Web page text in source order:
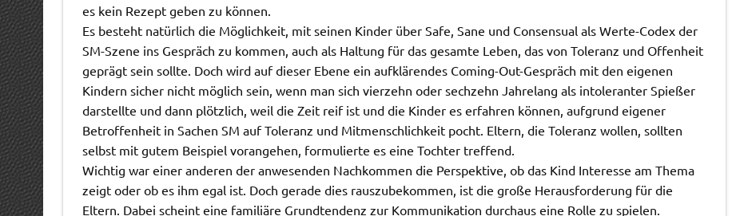
es kein Rezept geben zu können.
Es besteht natürlich die Möglichkeit, mit seinen Kinder über Safe, Sane und Consensual als Werte-Codex der
SM-Szene ins Gespräch zu kommen, auch als Haltung für das gesamte Leben, das von Toleranz und Offenheit
geprägt sein sollte. Doch wird auf dieser Ebene ein aufklärendes Coming-Out-Gespräch mit den eigenen
Kindern sicher nicht möglich sein, wenn man sich vierzehn oder sechzehn Jahrelang als intoleranter Spießer
darstellte und dann plötzlich, weil die Zeit reif ist und die Kinder es erfahren können, aufgrund eigener
Betroffenheit in Sachen SM auf Toleranz und Mitmenschlichkeit pocht. Eltern, die Toleranz wollen, sollten
selbst mit gutem Beispiel vorangehen, formulierte es eine Tochter treffend.
Wichtig war einer anderen der anwesenden Nachkommen die Perspektive, ob das Kind Interesse am Thema
zeigt oder ob es ihm egal ist. Doch gerade dies rauszubekommen, ist die große Herausforderung für die
Eltern. Dabei scheint eine familiäre Grundtendenz zur Kommunikation durchaus eine Rolle zu spielen.